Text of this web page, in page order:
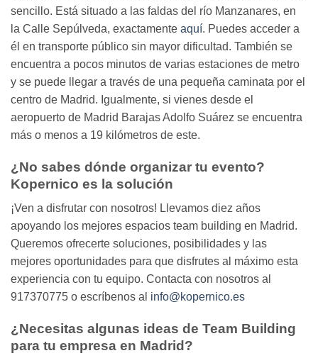
sencillo. Está situado a las faldas del río Manzanares, en
la Calle Sepúlveda, exactamente aquí. Puedes acceder a
él en transporte público sin mayor dificultad. También se
encuentra a pocos minutos de varias estaciones de metro
y se puede llegar a través de una pequeña caminata por el
centro de Madrid. Igualmente, si vienes desde el
aeropuerto de Madrid Barajas Adolfo Suárez se encuentra
más o menos a 19 kilómetros de este.
¿No sabes dónde organizar tu evento?
Kopernico es la solución
¡Ven a disfrutar con nosotros! Llevamos diez años
apoyando los mejores espacios team building en Madrid.
Queremos ofrecerte soluciones, posibilidades y las
mejores oportunidades para que disfrutes al máximo esta
experiencia con tu equipo. Contacta con nosotros al
917370775 o escríbenos al info@kopernico.es
¿Necesitas algunas ideas de Team Building
para tu empresa en Madrid?